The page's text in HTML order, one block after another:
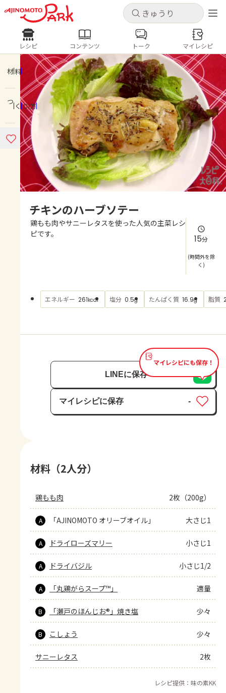
キャンセル
ログインするとレシピを保存できます
ログイン 新規登録
ホーム
コンテンツ
レシピ
よくあるお問い合わせ
キャンセル
レシピ コンテンツ
人気の食材・レシピ
きゅうり なす トマト
とうもろこし
ピーマン
みょうが ゴーヤ
レシピ コンテンツ トーク マイレシピ
材料
つくり方
チキンのハーブソテー
鶏もも肉やサニーレタスを使った人気の主菜レシ
ピです。
15分
(時間外を除
く)
エネルギー 261kcal 塩分 0.5g たんぱく質 16.9g 脂質
マイレシピにも保存！
LINEに保存
マイレシピに保存
保存済み
-
材料（2人分）
鶏もも肉 2枚（200g）
A 「AJINOMOTO オリーブオイル」 大さじ1
A ドライローズマリー 小さじ1
A ドライバジル 小さじ1/2
A 「丸鶏がらスープ™」 適量
B 「瀬戸のほんじお®」焼き塩 少々
B こしょう 少々
サニーレタス 2枚
レシピ提供：味の素KK